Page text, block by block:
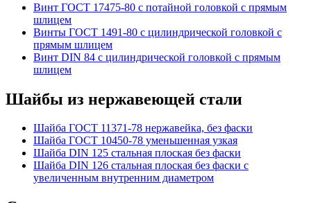
Винт ГОСТ 17475-80 с потайной головкой с прямым
шлицем
Винты ГОСТ 1491-80 с цилиндрической головкой с
прямым шлицем
Винт DIN 84 с цилиндрической головкой с прямым
шлицем
Шайбы из нержавеющей стали
Шайба ГОСТ 11371-78 нержавейка, без фаски
Шайба ГОСТ 10450-78 уменьшенная узкая
Шайба DIN 125 стальная плоская без фаски
Шайба DIN 126 стальная плоская без фаски с
увеличенным внутренним диаметром